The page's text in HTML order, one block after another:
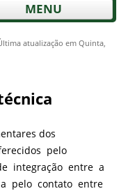
MENU
atualização em Quinta,
dos
pelo
integração entre a
pelo contato entre